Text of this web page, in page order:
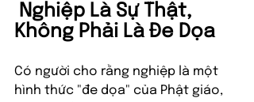
Không Phải Là Đe Dọa
Có người cho rằng nghiệp là một
hình thức "đe dọa" của Phật giáo,